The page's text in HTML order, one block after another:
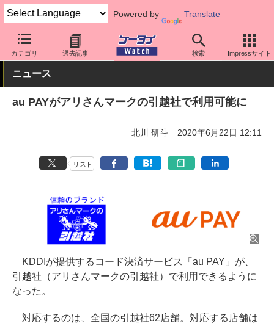
Powered by Translate
カテゴリ 過去記事 検索 Impressサイト
ケータイ Watch キャリア au アプリ・サービス
ニュース
au PAYがアリさんマークの引越社で利用可能に
北川 研斗 2020年6月22日 12:11
リスト
KDDIが提供するコード決済サービス「au PAY」が、
引越社（アリさんマークの引越社）で利用できるように
なった。
対応するのは、全国の引越社62店舗。対応する店舗は